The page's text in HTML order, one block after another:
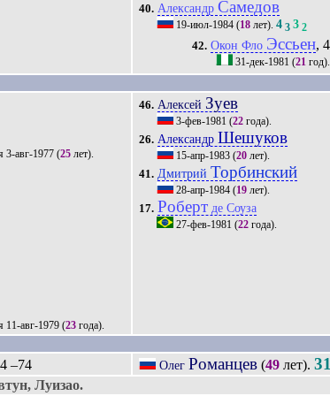
40. АлександрСамедов
19-июл-1984 (18 лет).4 3 3 2
42. Окон Фло Эссьен,
31-дек-1981 (21год).
3-авг-1977 (25 лет).
11-авг-1979 (23 года).
46. Алексей Зуев
3-фев-1981 (22 года).
26. Александр Шешуков
15-апр-1983 (20 лет).
41. ДмитрийТорбинский
28-апр-1984 (19 лет).
17. Роберт де Соуза
27-фев-1981 (22 года).
–74 Олег Романцев (49 лет).
Луизао.